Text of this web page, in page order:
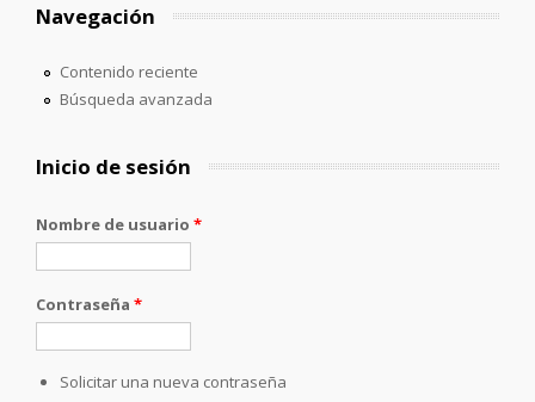
Navegación
Contenido reciente
Búsqueda avanzada
Inicio de sesión
Nombre de usuario *
Contraseña *
Solicitar una nueva contraseña